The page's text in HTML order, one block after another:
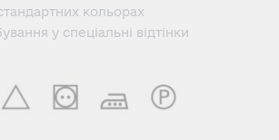
кольорах
у спеціальні відтінки